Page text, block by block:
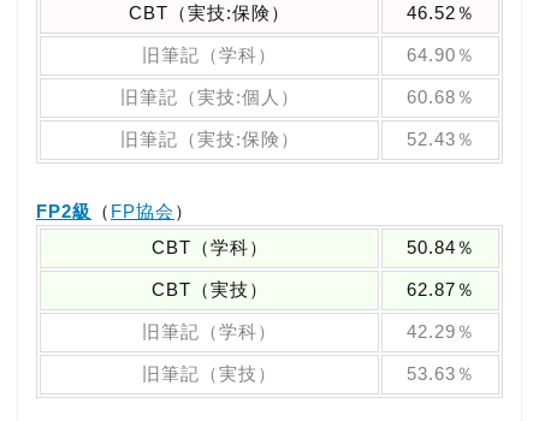
CBT（実技:保険） 46.52％
旧筆記（学科） 64.90％
旧筆記（実技:個人） 60.68％
旧筆記（実技:保険） 52.43％
FP2級 （ FP協会 ）
CBT（学科）
50.84％
CBT（実技） 62.87％
旧筆記（学科） 42.29％
旧筆記（実技） 53.63％